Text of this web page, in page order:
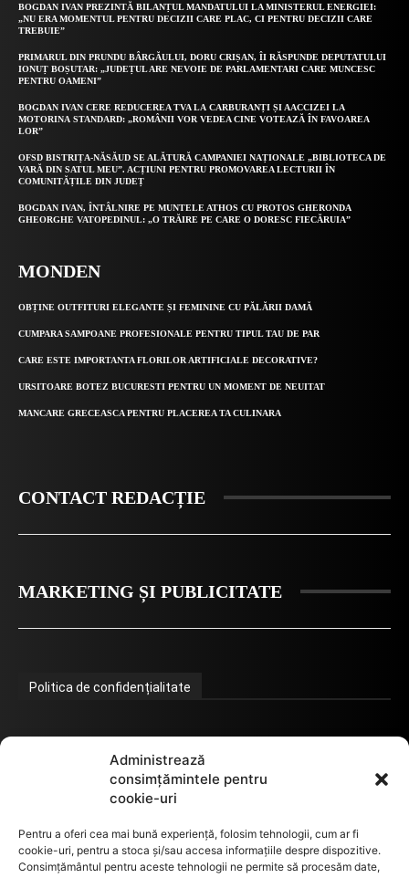
Administrează
consimțămintele pentru
cookie-uri
Pentru a oferi cea mai bună experiență, folosim tehnologii, cum ar fi
cookie-uri, pentru a stoca și/sau accesa informațiile despre dispozitive.
Consimțământul pentru aceste tehnologii ne permite să procesăm date,
BOGDAN IVAN PREZINTĂ BILANȚUL MANDATULUI LA MINISTERUL ENERGIEI:
„NU ERA MOMENTUL PENTRU DECIZII CARE PLAC, CI PENTRU DECIZII CARE
TREBUIE”
PRIMARUL DIN PRUNDU BÂRGĂULUI, DORU CRIȘAN, ÎI RĂSPUNDE DEPUTATULUI
IONUȚ BOȘUTAR: „JUDEȚUL ARE NEVOIE DE PARLAMENTARI CARE MUNCESC
PENTRU OAMENI”
BOGDAN IVAN CERE REDUCEREA TVA LA CARBURANȚI ȘI AACCIZEI LA
MOTORINA STANDARD: „ROMÂNII VOR VEDEA CINE VOTEAZĂ ÎN FAVOAREA
LOR”
OFSD BISTRIȚA-NĂSĂUD SE ALĂTURĂ CAMPANIEI NAȚIONALE „BIBLIOTECA DE
VARĂ DIN SATUL MEU”. ACȚIUNI PENTRU PROMOVAREA LECTURII ÎN
COMUNITĂȚILE DIN JUDEȚ
BOGDAN IVAN, ÎNTÂLNIRE PE MUNTELE ATHOS CU PROTOS GHERONDA
GHEORGHE VATOPEDINUL: „O TRĂIRE PE CARE O DORESC FIECĂRUIA”
MONDEN
OBȚINE OUTFITURI ELEGANTE ȘI FEMININE CU PĂLĂRII DAMĂ
CUMPARA SAMPOANE PROFESIONALE PENTRU TIPUL TAU DE PAR
CARE ESTE IMPORTANTA FLORILOR ARTIFICIALE DECORATIVE?
URSITOARE BOTEZ BUCURESTI PENTRU UN MOMENT DE NEUITAT
MANCARE GRECEASCA PENTRU PLACEREA TA CULINARA
CONTACT REDACȚIE
MARKETING ȘI PUBLICITATE
Politica de confidențialitate
Termeni de utilizare